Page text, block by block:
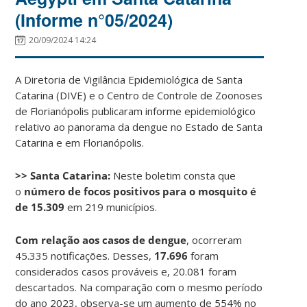
(Informe n°05/2024)
20/09/2024 14:24
A Diretoria de Vigilância Epidemiológica de Santa
Catarina (DIVE) e o Centro de Controle de Zoonoses
de Florianópolis publicaram informe epidemiológico
relativo ao panorama da dengue no Estado de Santa
Catarina e em Florianópolis.
>> Santa Catarina: Neste boletim consta que
o número de focos positivos para o mosquito é
de 15.309 em 219 municípios.
Com relação aos casos de dengue, ocorreram
45.335 notificações. Desses, 17.696 foram
considerados casos prováveis e, 20.081 foram
descartados. Na comparação com o mesmo período
do ano 2023, observa-se um aumento de 554% no